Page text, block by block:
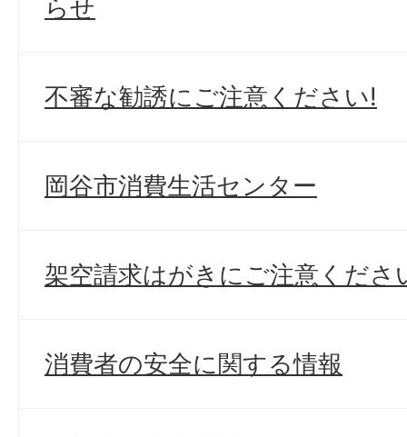
らせ
不審な勧誘にご注意ください!
岡谷市消費生活センター
架空請求はがきにご注意くださ
消費者の安全に関する情報